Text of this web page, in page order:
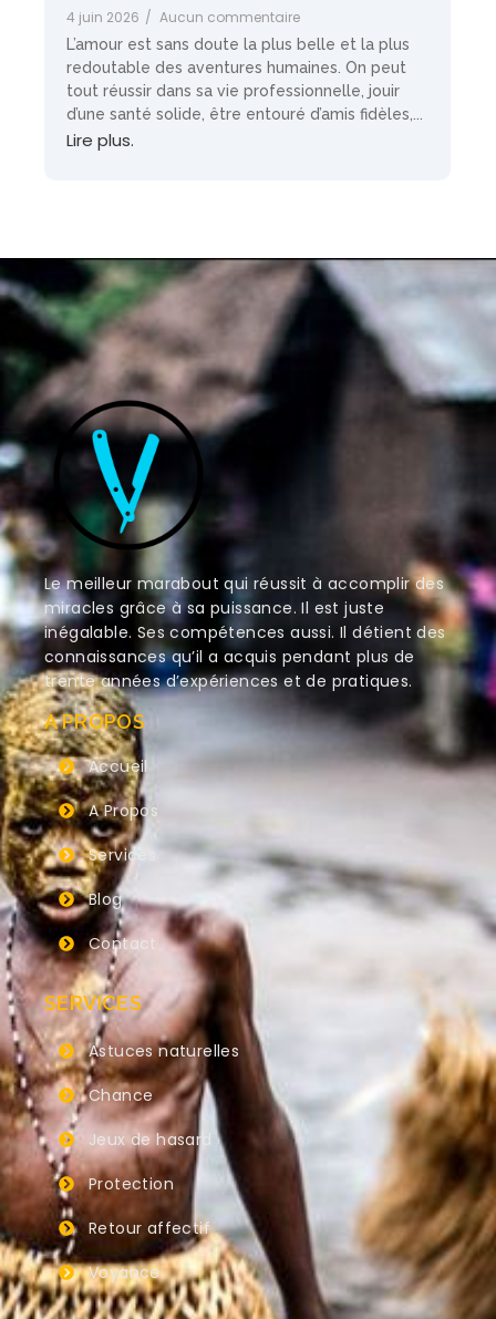
4 juin 2026 / Aucun commentaire
L’amour est sans doute la plus belle et la plus
redoutable des aventures humaines. On peut
tout réussir dans sa vie professionnelle, jouir
d’une santé solide, être entouré d’amis fidèles,...
Lire plus.
Le meilleur marabout qui réussit à accomplir des
miracles grâce à sa puissance. Il est juste
inégalable. Ses compétences aussi. Il détient des
connaissances qu’il a acquis pendant plus de
trente années d’expériences et de pratiques.
A PROPOS
Accueil
A Propos
Services
Blog
Contact
SERVICES
Astuces naturelles
Chance
Jeux de hasard
Protection
Retour affectif
Voyance